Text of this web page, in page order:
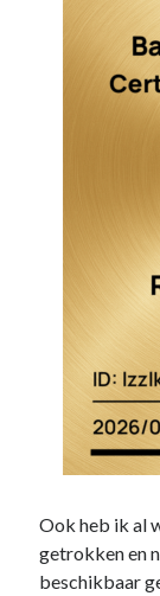
Ook heb ik al
getrokken en
beschikbaar